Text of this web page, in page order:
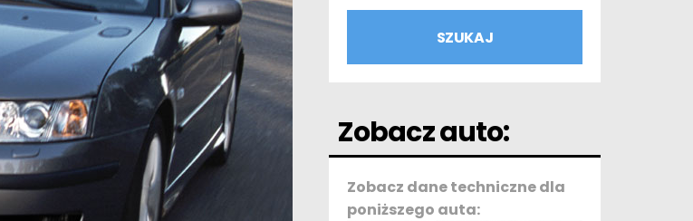
Zobacz auto:
Zobacz dane techniczne dla
poniższego auta: